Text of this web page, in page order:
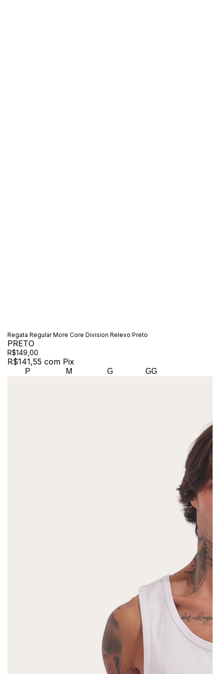
Regata Regular More Core Division Relevo Preto
PRETO
R$149,00
R$141,55 com Pix
P M G GG